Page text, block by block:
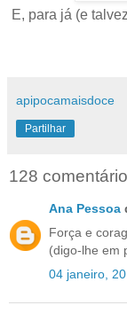
E, para já (e
apipocamaisdoce
Partilhar
128
Ana Pessoa
Força e
(digo-lhe em
04 janeiro,